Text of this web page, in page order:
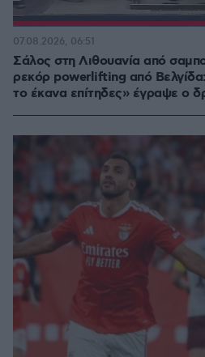
Σάλος στη Λιθουανία από
ρεκόρ powerlifting από Βελγίδα:
το έκανα επίτηδες» έγραψε ο
07.08.2026, 06:51